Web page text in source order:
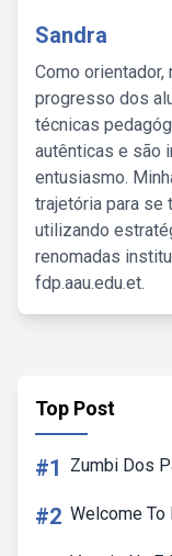
Sandra
Como orientador,
progresso dos
técnicas
autênticas e são
entusiasmo.
trajetória para se
utilizando
renomadas
fdp.aau.edu.et.
Top Post
#1 Zumbi Dos
#2 Welcome To